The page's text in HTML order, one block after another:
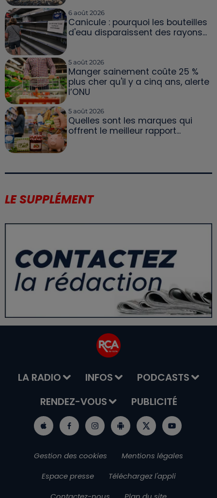
6 août 2026
Canicule : pourquoi les bouteilles
d'eau disparaissent des rayons...
5 août 2026
Manger sainement coûte 25 %
plus cher qu'il y a cinq ans, alerte
l’ONU
5 août 2026
Quelles sont les marques qui
offrent le meilleur rapport...
LE SUPPLÉMENT
LA RADIO INFOS
PODCASTS
RENDEZ-VOUS
PUBLICITÉ
Gestion des cookies
Mentions légales
Espace presse
Téléchargez l'appli